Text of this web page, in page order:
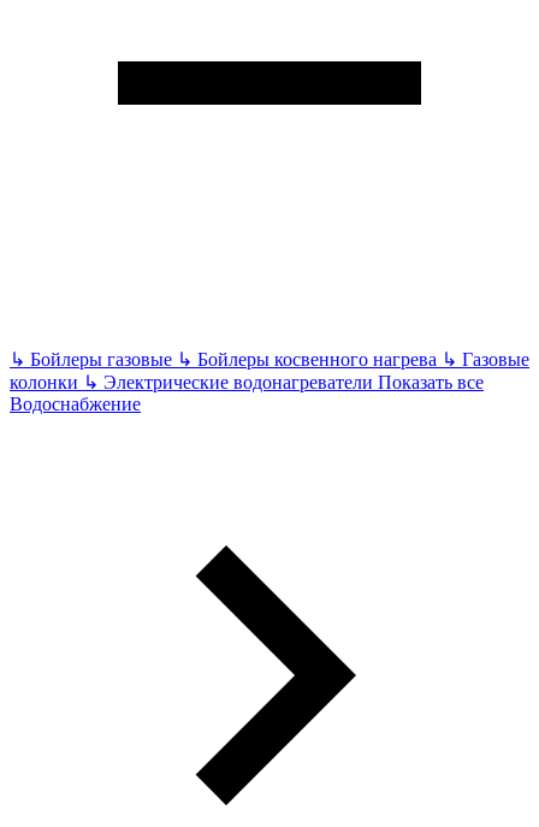
↳ Бойлеры газовые ↳ Бойлеры косвенного нагрева ↳ Газовые
колонки ↳ Электрические водонагреватели Показать все
Водоснабжение